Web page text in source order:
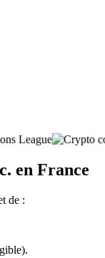
en France
de :